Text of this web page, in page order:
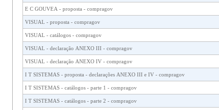
E C GOUVEA - proposta - compragov
VISUAL - proposta - compragov
VISUAL - catálogos - compragov
VISUAL - declaração ANEXO III - compragov
VISUAL - declaração ANEXO IV - compragov
I T SISTEMAS - proposta - declarações ANEXO III e IV - compragov
I T SISTEMAS - catálogos - parte 1 - compragov
I T SISTEMAS - catálogos - parte 2 - compragov